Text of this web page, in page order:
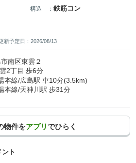
構造 ： 鉄筋コン
新予定日：2026/08/13
南区東雲２
2丁目 歩6分
本線/広島駅 車10分(3.5km)
本線/天神川駅 歩31分
物件をアプリでひらく
ト